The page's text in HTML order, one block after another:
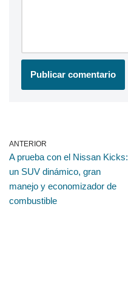
ANTERIOR
A prueba con el Nissan Kicks:
un SUV dinámico, gran
manejo y economizador de
combustible